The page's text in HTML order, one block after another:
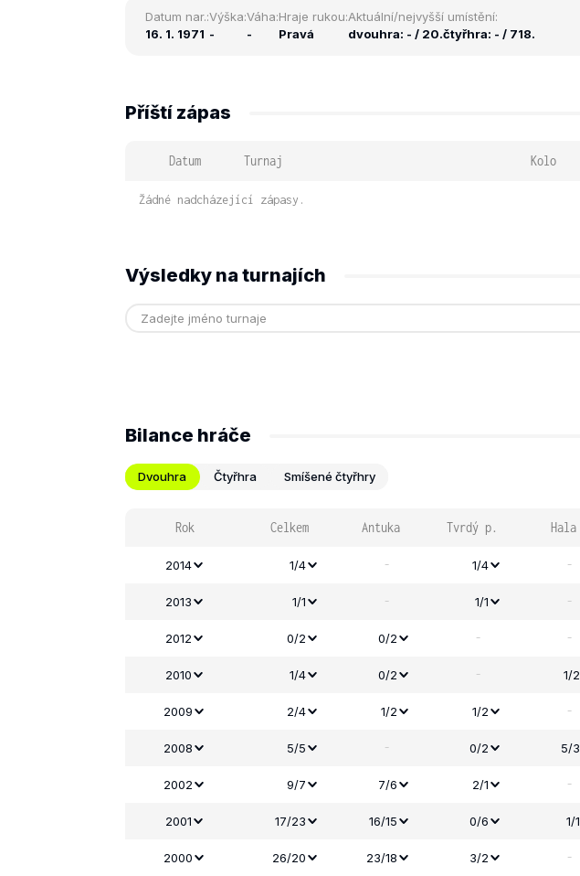
Datum nar.:
16. 1. 1971
Výška:
-
Váha:
-
Hraje rukou:
Pravá
Aktuální/nejvyšší umístění:
dvouhra: - / 20.čtyřhra: - / 718.
Příští zápas
Datum Turnaj Kolo
Žádné nadcházející zápasy.
Výsledky na turnajích
Bilance hráče
Dvouhra Čtyřhra Smíšené čtyřhry
Rok Celkem Antuka Tvrdý p. Hala
2014 1/4 - 1/4 -
2013 1/1 - 1/1 -
2012 0/2 0/2 - -
2010 1/4 0/2 - 1/2
2009 2/4 1/2 1/2 -
2008 5/5 - 0/2 5/3
2002 9/7 7/6 2/1 -
2001 17/23 16/15 0/6 1/1
2000 26/20 23/18 3/2 -